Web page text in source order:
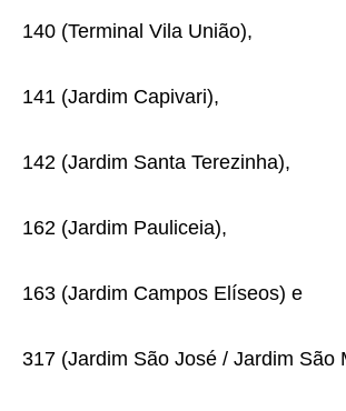
140 (Terminal Vila União),
141 (Jardim Capivari),
142 (Jardim Santa Terezinha),
162 (Jardim Pauliceia),
163 (Jardim Campos Elíseos) e
317 (Jardim São José / Jardim São